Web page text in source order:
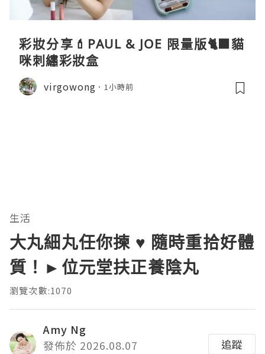
彩妝分享💄PAUL & JOE 限量版🐈‍⬛貓
咪刺繡彩妝盒
virgowong 1小時前
生活
大丸細丸任你揀 ♥ 隨時重拾好體
質！►位元堂扶正養陰丸
瀏覽次數:1070
Amy Ng
發佈於 2026.08.07
追蹤